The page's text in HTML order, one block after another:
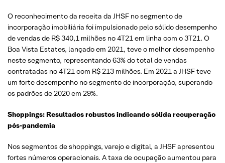
O reconhecimento da receita da JHSF no segmento de
incorporação imobiliária foi impulsionado pelo sólido desempenho
de vendas de R$ 340,1 milhões no 4T21 em linha com o 3T21. O
Boa Vista Estates, lançado em 2021, teve o melhor desempenho
neste segmento, representando 63% do total de vendas
contratadas no 4T21 com R$ 213 milhões. Em 2021 a JHSF teve
um forte desempenho no segmento de incorporação, superando
os padrões de 2020 em 29%.
Shoppings: Resultados robustos indicando sólida recuperação
pós-pandemia
Nos segmentos de shoppings, varejo e digital, a JHSF apresentou
fortes números operacionais. A taxa de ocupação aumentou para